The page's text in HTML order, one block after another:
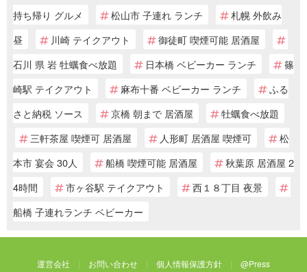
持ち帰り グルメ
松山市 子連れ ランチ
札幌 外飲み
昼
川崎 テイクアウト
御徒町 喫煙可能 居酒屋
石川 県 岩 牡蠣食べ放題
日本橋 ベビーカー ランチ
篠
崎駅 テイクアウト
麻布十番 ベビーカー ランチ
ふる
さと納税 ソース
京橋 朝まで 居酒屋
牡蠣食べ放題
三軒茶屋 喫煙可 居酒屋
人形町 居酒屋 喫煙可
松
本市 宴会 30人
船橋 喫煙可能 居酒屋
秋葉原 居酒屋 2
4時間
市ヶ谷駅 テイクアウト
西１８丁目 夜景
船橋 子連れランチ ベビーカー
運営会社 お問い合わせ 個人情報保護方針 @Press